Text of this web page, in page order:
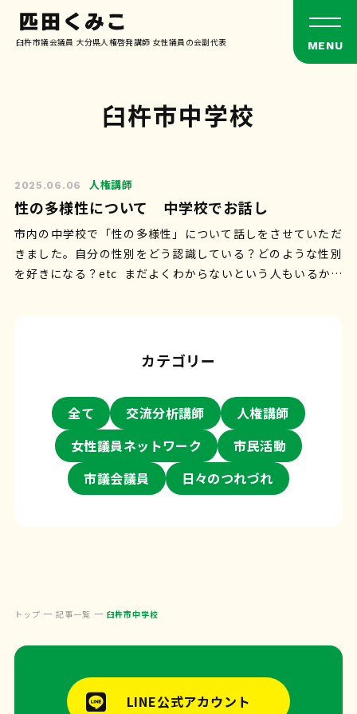
臼杵市議会議員 大分県人権啓発講師 女性議員の会副代表
臼杵市中学校
2025.06.06 人権講師
性の多様性について 中学校でお話し
市内の中学校で「性の多様性」について話しをさせていただ
きました。自分の性別をどう認識している？どのような性別
を好きになる？etc まだよくわからないという人もいるかも
カテゴリー
全て 交流分析講師
人権講師
女性議員ネットワーク
市民活動
市議会議員
日々のつれづれ
トップ 記事一覧 臼杵市中学校
LINE公式アカウント